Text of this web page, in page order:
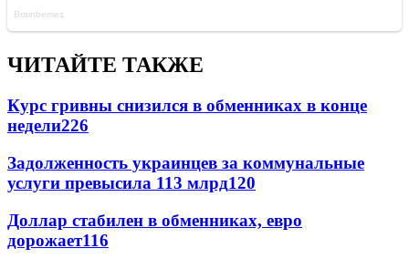
ЧИТАЙТЕ ТАКЖЕ
Курс гривны снизился в обменниках в конце
недели226
Задолженность украинцев за коммунальные
услуги превысила 113 млрд120
Доллар стабилен в обменниках, евро
дорожает116